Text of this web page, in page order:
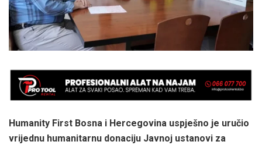
Humanity First Bosna i Hercegovina uspješno je uručio
vrijednu humanitarnu donaciju Javnoj ustanovi za